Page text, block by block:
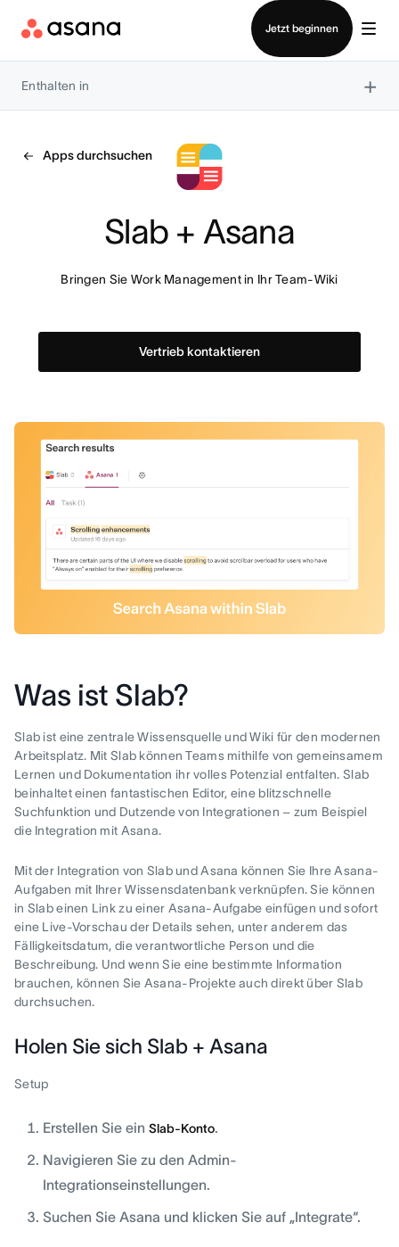
Jetzt beginnen
Vertrieb kontaktieren
Enthalten in ×
Apps durchsuchen
Slab + Asana
Bringen Sie Work Management in Ihr Team-Wiki
Vertrieb kontaktieren
Was ist Slab?
Slab ist eine zentrale Wissensquelle und Wiki für den modernen
Arbeitsplatz. Mit Slab können Teams mithilfe von gemeinsamem
Lernen und Dokumentation ihr volles Potenzial entfalten. Slab
beinhaltet einen fantastischen Editor, eine blitzschnelle
Suchfunktion und Dutzende von Integrationen – zum Beispiel
die Integration mit Asana.
Mit der Integration von Slab und Asana können Sie Ihre Asana-
Aufgaben mit Ihrer Wissensdatenbank verknüpfen. Sie können
in Slab einen Link zu einer Asana-Aufgabe einfügen und sofort
eine Live-Vorschau der Details sehen, unter anderem das
Fälligkeitsdatum, die verantwortliche Person und die
Beschreibung. Und wenn Sie eine bestimmte Information
brauchen, können Sie Asana-Projekte auch direkt über Slab
durchsuchen.
Holen Sie sich Slab + Asana
Setup
Erstellen Sie ein Slab-Konto.
Navigieren Sie zu den Admin-
Integrationseinstellungen.
Suchen Sie Asana und klicken Sie auf „Integrate“.